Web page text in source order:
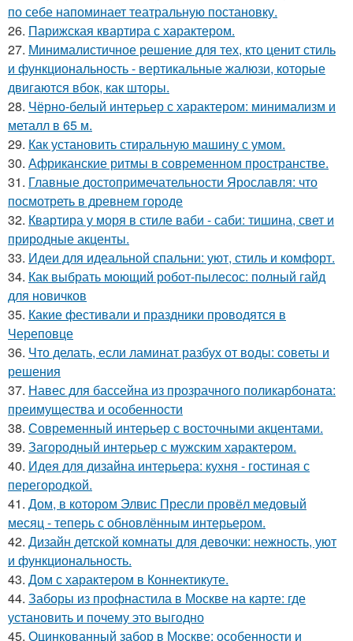
по себе напоминает театральную постановку.
26. Парижская квартира с характером.
27. Минималистичное решение для тех, кто ценит стиль
и функциональность - вертикальные жалюзи, которые
двигаются вбок, как шторы.
28. Чёрно-белый интерьер с характером: минимализм и
металл в 65 м.
29. Как установить стиральную машину с умом.
30. Африканские ритмы в современном пространстве.
31. Главные достопримечательности Ярославля: что
посмотреть в древнем городе
32. Квартира у моря в стиле ваби - саби: тишина, свет и
природные акценты.
33. Идеи для идеальной спальни: уют, стиль и комфорт.
34. Как выбрать моющий робот-пылесос: полный гайд
для новичков
35. Какие фестивали и праздники проводятся в
Череповце
36. Что делать, если ламинат разбух от воды: советы и
решения
37. Навес для бассейна из прозрачного поликарбоната:
преимущества и особенности
38. Современный интерьер с восточными акцентами.
39. Загородный интерьер с мужским характером.
40. Идея для дизайна интерьера: кухня - гостиная с
перегородкой.
41. Дом, в котором Элвис Пресли провёл медовый
месяц - теперь с обновлённым интерьером.
42. Дизайн детской комнаты для девочки: нежность, уют
и функциональность.
43. Дом с характером в Коннектикуте.
44. Заборы из профнастила в Москве на карте: где
установить и почему это выгодно
45. Оцинкованный забор в Москве: особенности и